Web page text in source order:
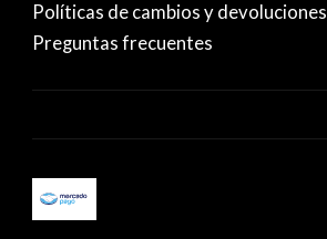
Políticas de cambios y devoluciones
Preguntas frecuentes